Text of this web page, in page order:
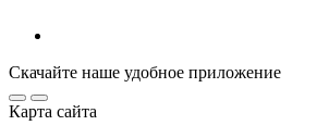
Скачайте наше удобное приложение
Карта сайта